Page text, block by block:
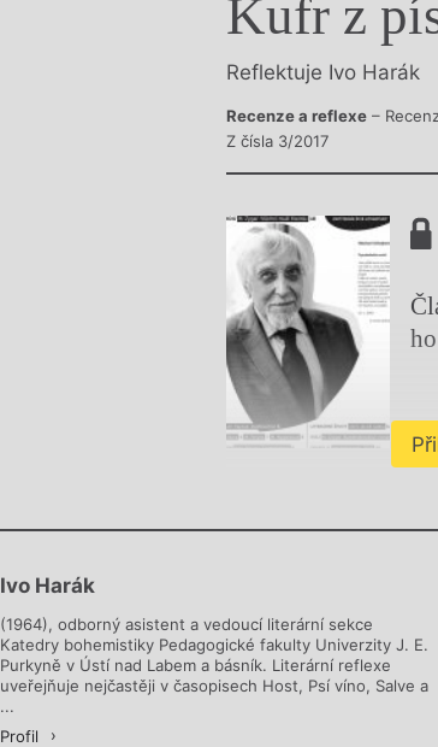
Výroční cenyKufr z
Reflektuje Ivo Harák
Recenze a reflexe –
Z čísla 3/2017
Ivo Harák
(1964), odborný asistent a vedoucí literární sekce
Katedry bohemistiky Pedagogické fakulty Univerzity J. E.
Purkyně v Ústí nad Labem a básník. Literární reflexe
uveřejňuje nejčastěji v časopisech Host, Psí víno, Salve a
...
Profil